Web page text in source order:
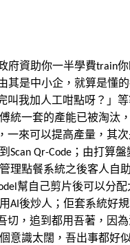
府資助你一半學費train
是中小企，就算是懂
我加人工咁點呀？」
統一套的產能已被淘汰
來可以提高產量，其
Qr-Code；由打算盤
點餐系統之後客人自
幫自己剪片後可以分
AI後炒人；佢套系統好
，追到都用吾著，因
識太闊，吾出事都好